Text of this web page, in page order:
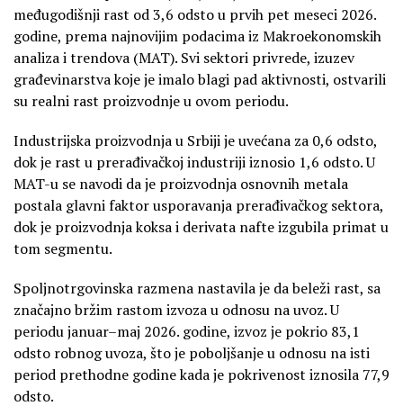
međugodišnji rast od 3,6 odsto u prvih pet meseci 2026.
godine, prema najnovijim podacima iz Makroekonomskih
analiza i trendova (MAT). Svi sektori privrede, izuzev
građevinarstva koje je imalo blagi pad aktivnosti, ostvarili
su realni rast proizvodnje u ovom periodu.
Industrijska proizvodnja u Srbiji je uvećana za 0,6 odsto,
dok je rast u prerađivačkoj industriji iznosio 1,6 odsto. U
MAT-u se navodi da je proizvodnja osnovnih metala
postala glavni faktor usporavanja prerađivačkog sektora,
dok je proizvodnja koksa i derivata nafte izgubila primat u
tom segmentu.
Spoljnotrgovinska razmena nastavila je da beleži rast, sa
značajno bržim rastom izvoza u odnosu na uvoz. U
periodu januar–maj 2026. godine, izvoz je pokrio 83,1
odsto robnog uvoza, što je poboljšanje u odnosu na isti
period prethodne godine kada je pokrivenost iznosila 77,9
odsto.